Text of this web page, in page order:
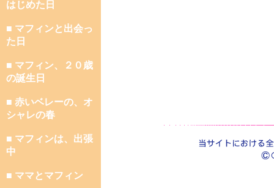
はじめた日
■ マフィンと出会っ
た日
■ マフィン、２０歳
の誕生日
■ 赤いベレーの、オ
シャレの春
■ マフィンは、出張
中
■ ママとマフィン